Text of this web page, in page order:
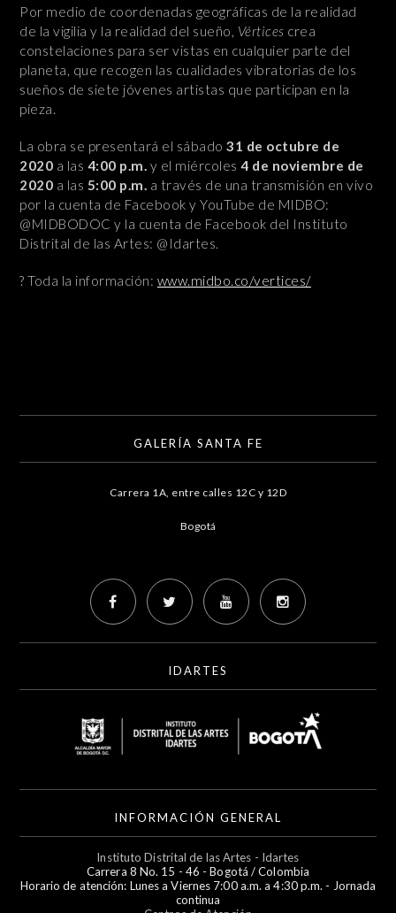
Por medio de coordenadas geográficas de la realidad
de la vigilia y la realidad del sueño, Vértices crea
constelaciones para ser vistas en cualquier parte del
planeta, que recogen las cualidades vibratorias de los
sueños de siete jóvenes artistas que participan en la
pieza.
La obra se presentará el sábado31 de octubre de
2020 a las 4:00 p.m. y el miércoles4 de noviembre de
2020 a las 5:00 p.m. a través de una transmisión en vivo
por la cuenta de Facebook y YouTube de MIDBO:
@MIDBODOC y la cuenta de Facebook del Instituto
Distrital de las Artes: @Idartes.
? Toda la información: www.midbo.co/vertices/
GALERÍA SANTA FE
Carrera 1A, entre calles 12C y 12D
Bogotá
IDARTES
INFORMACIÓN GENERAL
Instituto Distrital de las Artes - Idartes
Carrera 8 No. 15 - 46 - Bogotá / Colombia
Horario de atención: Lunes a Viernes 7:00 a.m. a 4:30 p.m. - Jornada
continua